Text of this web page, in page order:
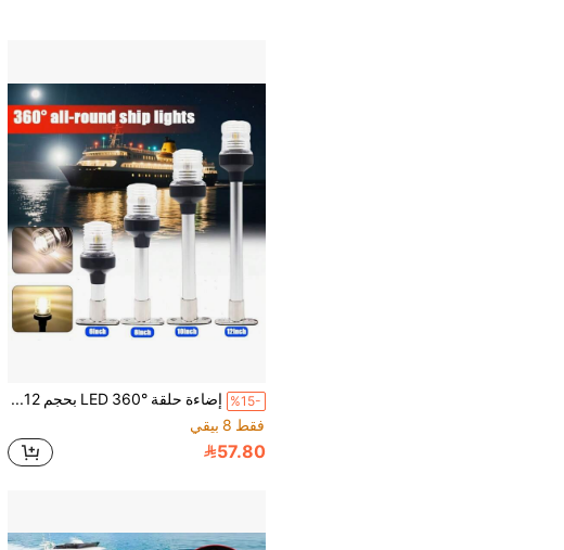
%15-
إضاءة حلقة LED 360° بحجم 6/8/12 بوصة لليخوت، ضوء ذيل ملاحة بحري من الفولاذ المقاوم للصدأ 316، وحدة إضاءة لليخوت والقوارب القابلة للنفخ
فقط 8 بيقي
57.80